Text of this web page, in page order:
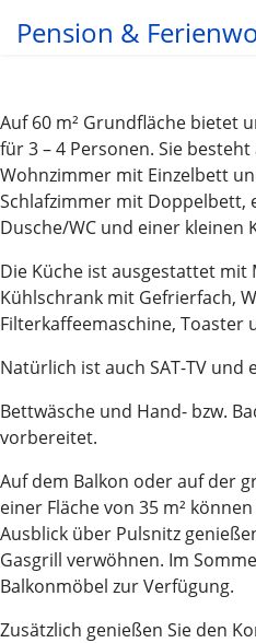
Pension &
Auf 60 m² Grundfläche bietet
für 3 – 4 Personen. Sie
Wohnzimmer mit Einzelbett
Schlafzimmer mit Doppelbett,
Dusche/WC und einer kleinen
Die Küche ist ausgestattet mit
Kühlschrank mit Gefrierfach,
Filterkaffeemaschine, Toaster
Natürlich ist auch SAT-TV und
Bettwäsche und Hand- bzw.
vorbereitet.
Auf dem Balkon oder auf der
einer Fläche von 35 m²
Ausblick über Pulsnitz
Gasgrill verwöhnen. Im
Balkonmöbel zur Verfügung.
Zusätzlich genießen Sie den